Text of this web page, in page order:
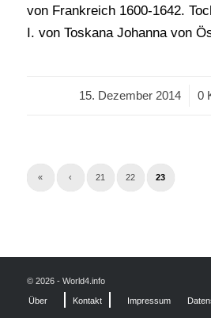
von Frankreich 1600-1642.
I. von Toskana Johanna von
15. Dezember 2014
/ 0
« ‹ 21 22 23
© 2026 - World4.info
Über Kontakt Impressum